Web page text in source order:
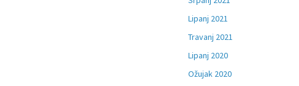
Lipanj 2021
Travanj 2021
Lipanj 2020
Ožujak 2020